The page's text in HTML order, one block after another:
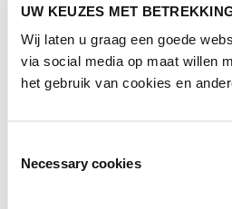
UW KEUZES MET
Wij laten u graag een goede
via social media op maat willen
het gebruik van cookies en
Necessary cookies